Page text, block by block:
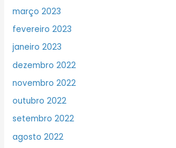
março 2023
fevereiro 2023
janeiro 2023
dezembro 2022
novembro 2022
outubro 2022
setembro 2022
agosto 2022